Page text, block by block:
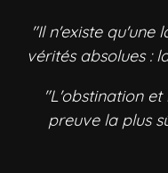
"Il n'existe qu'une
vérités absolues :
"L'obstination
preuve la plus